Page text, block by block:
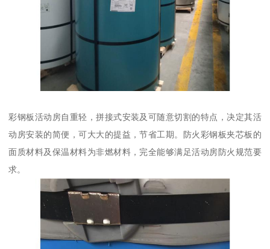
彩钢板活动房自重轻，拼接式安装及可随意切割的特点，决定其活
动房安装的简便，可大大的提益，节省工期。防火彩钢板夹芯板的
面质材料及保温材料为非燃材料，完全能够满足活动房防火规范要
求。